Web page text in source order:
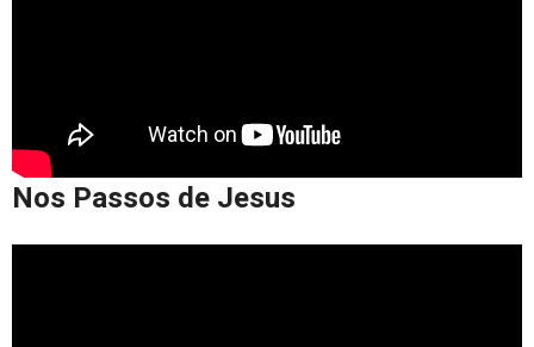
Nos Passos de Jesus